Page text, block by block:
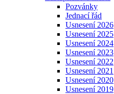
Pozvánky
Jednací řád
Usnesení 2026
Usnesení 2025
Usnesení 2024
Usnesení 2023
Usnesení 2022
Usnesení 2021
Usnesení 2020
Usnesení 2019